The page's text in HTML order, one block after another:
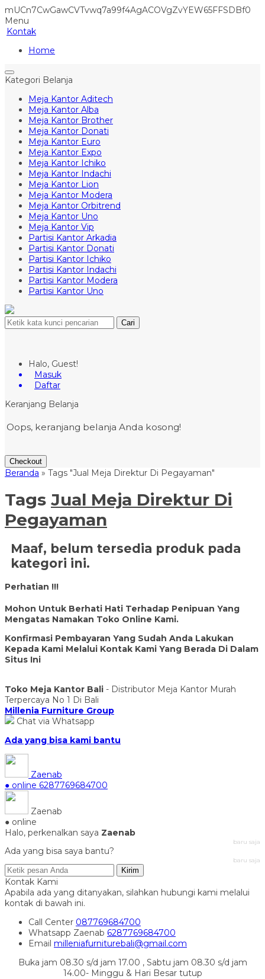
mUCn7CwGawCVTvwq7a99f4AgACOVgZvYEW65FFSDBf0
Menu
Kontak
Home
Kategori Belanja
Meja Kantor Aditech
Meja Kantor Alba
Meja Kantor Brother
Meja Kantor Donati
Meja Kantor Euro
Meja Kantor Expo
Meja Kantor Ichiko
Meja Kantor Indachi
Meja Kantor Lion
Meja Kantor Modera
Meja Kantor Orbitrend
Meja Kantor Uno
Meja Kantor Vip
Partisi Kantor Arkadia
Partisi Kantor Donati
Partisi Kantor Ichiko
Partisi Kantor Indachi
Partisi Kantor Modera
Partisi Kantor Uno
Cari
Halo, Guest!
Masuk
Daftar
Keranjang Belanja
Oops, keranjang belanja Anda kosong!
Checkout
Beranda » Tags "Jual Meja Direktur Di Pegayaman"
Tags Jual Meja Direktur Di
Pegayaman
Maaf, belum tersedia produk pada
kategori ini.
Perhatian !!!
Mohon Untuk Berhati Hati Terhadap Penipuan Yang
Mengatas Namakan Toko Online Kami.
Konfirmasi Pembayaran Yang Sudah Anda Lakukan
Kepada Kami Melalui Kontak Kami Yang Berada Di Dalam
Situs Ini
Toko Meja Kantor Bali - Distributor Meja Kantor Murah
Terpercaya No 1 Di Bali
Millenia Furniture Group
Chat via Whatsapp
Ada yang bisa kami bantu
Zaenab
● online 6287769684700
Zaenab
● online
Halo, perkenalkan saya Zaenab
baru saja
Ada yang bisa saya bantu?
baru saja
Kirim
Kontak Kami
Apabila ada yang ditanyakan, silahkan hubungi kami melalui
kontak di bawah ini.
Call Center 087769684700
Whatsapp Zaenab 6287769684700
Email milleniafurniturebali@gmail.com
Buka jam 08.30 s/d jam 17.00 , Sabtu jam 08.30 s/d jam
14.00- Minggu & Hari Besar tutup